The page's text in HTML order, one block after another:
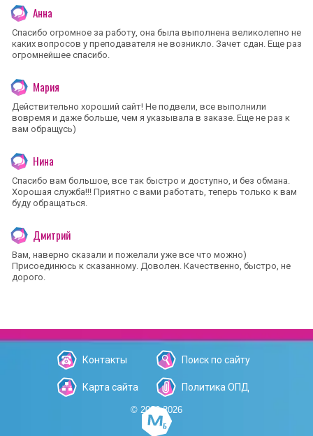
Анна
Спасибо огромное за работу, она была выполнена великолепно не
каких вопросов у преподавателя не возникло. Зачет сдан. Еще раз
огромнейшее спасибо.
Мария
Действительно хороший сайт! Не подвели, все выполнили
вовремя и даже больше, чем я указывала в заказе. Еще не раз к
вам обращусь)
Нина
Спасибо вам большое, все так быстро и доступно, и без обмана.
Хорошая служба!!! Приятно с вами работать, теперь только к вам
буду обращаться.
Дмитрий
Вам, наверно сказали и пожелали уже все что можно)
Присоединюсь к сказанному. Доволен. Качественно, быстро, не
дорого.
Контакты Поиск по сайту
Карта сайта Политика ОПД
© 2006-2026